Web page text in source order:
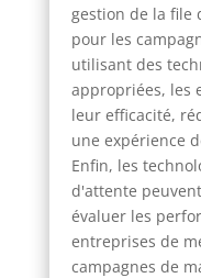
gestion de la file
pour les
utilisant des
appropriées, les
leur efficacité,
une expérience
Enfin, les
d'attente
évaluer les
entreprises de
campagnes de